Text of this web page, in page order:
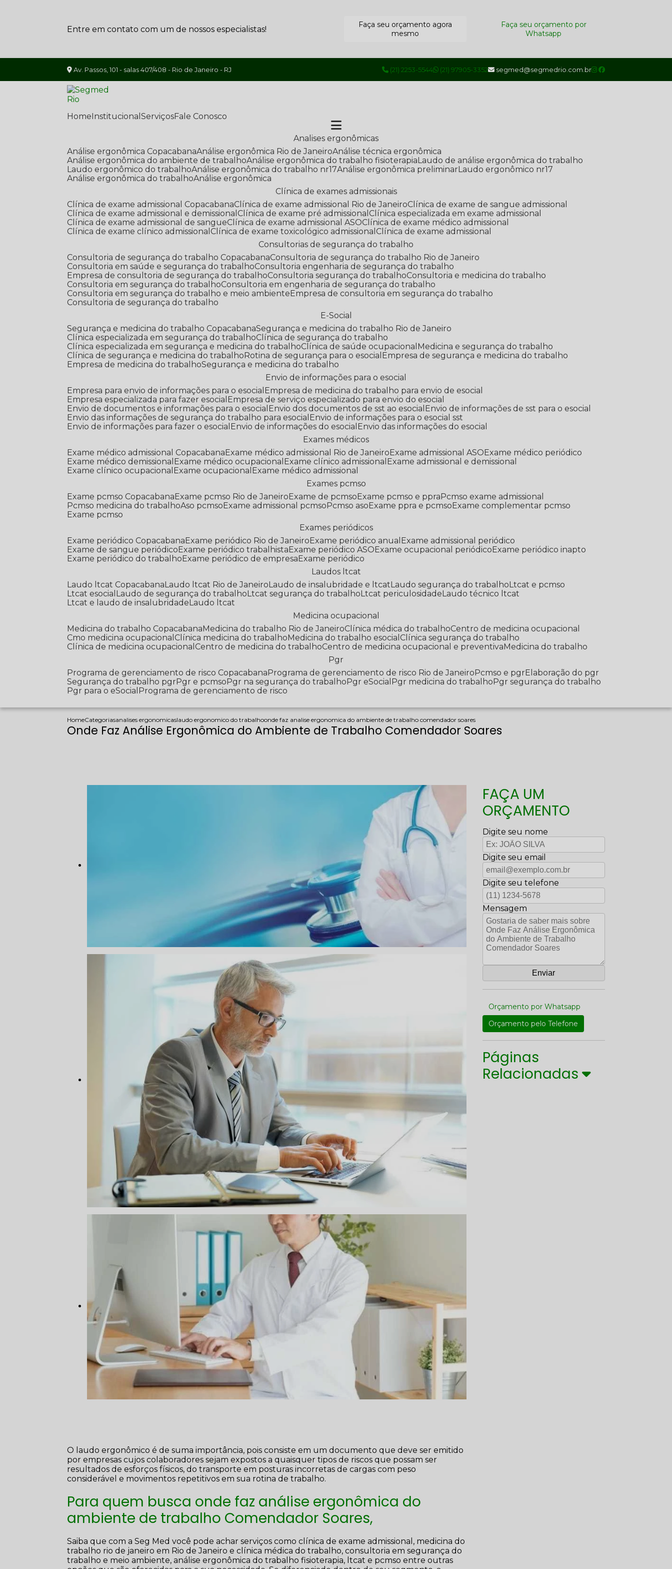
Entre em contato com um de nossos especialistas!
Faça seu orçamento agora
mesmo
Faça seu orçamento por
Whatsapp
Av. Passos, 101 - salas 407/408 - Rio de Janeiro - RJ (21) 2253-5544 (21) 97905-3352 segmed@segmedrio.com.br
Home Institucional Serviços Fale Conosco
Analises ergonômicas
Análise ergonômica Copacabana Análise ergonômica Rio de Janeiro Análise técnica ergonômica
Análise ergonômica do ambiente de trabalho Análise ergonômica do trabalho fisioterapia Laudo de análise ergonômica do trabalho
Laudo ergonômico do trabalho Análise ergonômica do trabalho nr17 Análise ergonômica preliminar Laudo ergonômico nr17
Análise ergonômica do trabalho Análise ergonômica
Clínica de exames admissionais
Clínica de exame admissional Copacabana
Clínica de exame admissional Rio de Janeiro
Clínica de exame de sangue admissional
Clínica de exame admissional e demissional
Clínica de exame pré admissional
Clínica especializada em exame admissional
Clínica de exame admissional de sangue
Clínica de exame admissional ASO
Clínica de exame médico admissional
Clínica de exame clínico admissional
Clínica de exame toxicológico admissional
Clínica de exame admissional
Consultorias de segurança do trabalho
Consultoria de segurança do trabalho Copacabana
Consultoria de segurança do trabalho Rio de Janeiro
Consultoria em saúde e segurança do trabalho
Consultoria engenharia de segurança do trabalho
Empresa de consultoria de segurança do trabalho
Consultoria segurança do trabalho
Consultoria e medicina do trabalho
Consultoria em segurança do trabalho
Consultoria em engenharia de segurança do trabalho
Consultoria em segurança do trabalho e meio ambiente
Empresa de consultoria em segurança do trabalho
Consultoria de segurança do trabalho
E-Social
Segurança e medicina do trabalho Copacabana Segurança e medicina do trabalho Rio de Janeiro
Clínica especializada em segurança do trabalho
Clínica de segurança do trabalho
Clínica especializada em segurança e medicina do trabalho
Clínica de saúde ocupacional
Medicina e segurança do trabalho
Clínica de segurança e medicina do trabalho
Rotina de segurança para o esocial
Empresa de segurança e medicina do trabalho
Empresa de medicina do trabalho Segurança e medicina do trabalho
Envio de informações para o esocial
Empresa para envio de informações para o esocial
Empresa de medicina do trabalho para envio de esocial
Empresa especializada para fazer esocial
Empresa de serviço especializado para envio do esocial
Envio de documentos e informações para o esocial
Envio dos documentos de sst ao esocial
Envio de informações de sst para o esocial
Envio das informações de segurança do trabalho para esocial
Envio de informações para o esocial sst
Envio de informações para fazer o esocial
Envio de informações do esocial
Envio das informações do esocial
Exames médicos
Exame médico admissional Copacabana
Exame médico admissional Rio de Janeiro Exame admissional ASO
Exame médico periódico
Exame médico demissional
Exame médico ocupacional Exame clínico admissional
Exame admissional e demissional
Exame clínico ocupacional
Exame ocupacional
Exame médico admissional
Exames pcmso
Exame pcmso Copacabana
Exame pcmso Rio de Janeiro Exame de pcmso Exame pcmso e ppra
Pcmso exame admissional
Pcmso medicina do trabalho Aso pcmso Exame admissional pcmso Pcmso aso Exame ppra e pcmso
Exame complementar pcmso
Exame pcmso
Exames periódicos
Exame periódico Copacabana
Exame periódico Rio de Janeiro Exame periódico anual
Exame admissional periódico
Exame de sangue periódico
Exame periódico trabalhista Exame periódico ASO Exame ocupacional periódico
Exame periódico inapto
Exame periódico do trabalho
Exame periódico de empresa
Exame periódico
Laudos ltcat
Laudo ltcat Copacabana Laudo ltcat Rio de Janeiro Laudo de insalubridade e ltcat Laudo segurança do trabalho Ltcat e pcmso
Ltcat esocial
Laudo de segurança do trabalho Ltcat segurança do trabalho Ltcat periculosidade Laudo técnico ltcat
Ltcat e laudo de insalubridade Laudo ltcat
Medicina ocupacional
Medicina do trabalho Copacabana
Medicina do trabalho Rio de Janeiro Clínica médica do trabalho
Centro de medicina ocupacional
Cmo medicina ocupacional
Clínica medicina do trabalho Medicina do trabalho esocial
Clínica segurança do trabalho
Clínica de medicina ocupacional
Centro de medicina do trabalho Centro de medicina ocupacional e preventiva
Medicina do trabalho
Pgr
Programa de gerenciamento de risco Copacabana
Programa de gerenciamento de risco Rio de Janeiro Pcmso e pgr
Elaboração do pgr
Segurança do trabalho pgr
Pgr e pcmso Pgr na segurança do trabalho Pgr eSocial Pgr medicina do trabalho
Pgr segurança do trabalho
Pgr para o eSocial
Programa de gerenciamento de risco
HomeCategoriasanalises ergonomicaslaudo ergonomico do trabalhoonde faz analise ergonomica do ambiente de trabalho comendador soares
Onde Faz Análise Ergonômica do Ambiente de Trabalho Comendador Soares
O laudo ergonômico é de suma importância, pois consiste em um documento que deve ser emitido
por empresas cujos colaboradores sejam expostos a quaisquer tipos de riscos que possam ser
resultados de esforços físicos, do transporte em posturas incorretas de cargas com peso
considerável e movimentos repetitivos em sua rotina de trabalho.
Para quem busca onde faz análise ergonômica do
ambiente de trabalho Comendador Soares,
Saiba que com a Seg Med você pode achar serviços como clínica de exame admissional, medicina do
trabalho rio de janeiro em Rio de Janeiro e clínica médica do trabalho, consultoria em segurança do
trabalho e meio ambiente, análise ergonômica do trabalho fisioterapia, ltcat e pcmso entre outras
FAÇA UM
ORÇAMENTO
Digite seu nome
Digite seu email
Digite seu telefone
Mensagem
Orçamento por Whatsapp
Orçamento pelo Telefone
Páginas
Relacionadas